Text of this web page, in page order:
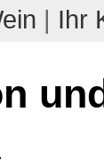
| Ihr